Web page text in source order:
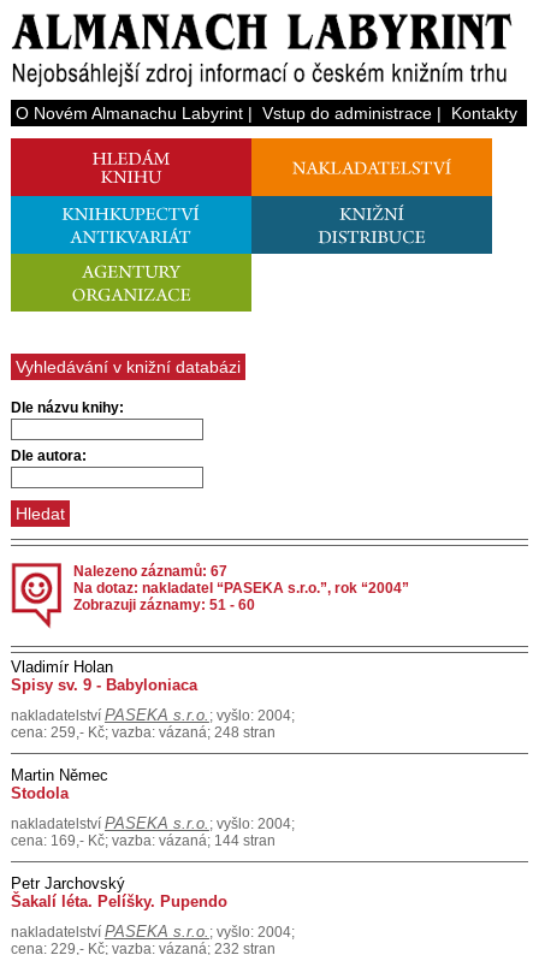
O Novém Almanachu Labyrint| Vstup do administrace| Kontakty
Vyhledávání v knižní databázi
Dle názvu knihy:
Dle autora:
Nalezeno záznamů: 67
Na dotaz: nakladatel “PASEKA s.r.o.”, rok “2004”
Zobrazuji záznamy: 51 - 60
Vladimír Holan
Spisy sv. 9 - Babyloniaca
nakladatelství PASEKA s.r.o. ; vyšlo: 2004;
cena: 259,- Kč; vazba: vázaná; 248 stran
Martin Němec
Stodola
nakladatelství PASEKA s.r.o. ; vyšlo: 2004;
cena: 169,- Kč; vazba: vázaná; 144 stran
Petr Jarchovský
Šakalí léta. Pelíšky. Pupendo
nakladatelství PASEKA s.r.o. ; vyšlo: 2004;
cena: 229,- Kč; vazba: vázaná; 232 stran